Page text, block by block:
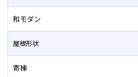
和モダン
屋根形状
寄棟